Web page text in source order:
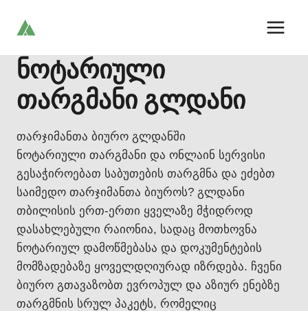
ნოტარიული
თარგმანი გლდანი
თარჯიმანთა ბიურო გლდანში
ნოტარიული თარგმანი და ონლაინ სერვისი
გესაჭიროებათ საბუთების თარგმნა და ეძებთ
საიმედო თარჯიმანთა ბიუროს? გლდანი
თბილისის ერთ-ერთი ყველაზე მჭიდროდ
დასახლებული რაიონია, სადაც მოთხოვნა
ნოტარიულ დამოწმებასა და დოკუმენტების
მომზადებაზე ყოველდღიურად იზრდება. ჩვენი
ბიურო გთავაზობთ ევროპულ და აზიურ ენებზე
თარგმნის სრულ პაკეტს, რომელიც